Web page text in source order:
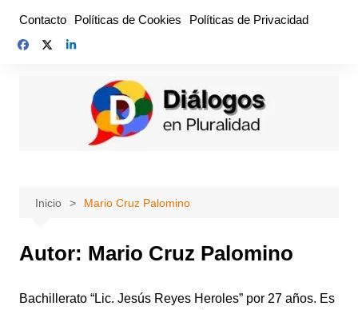
contenido
Contacto Políticas de Cookies Políticas de Privacidad
Inicio Mario Cruz Palomino
Autor: Mario Cruz Palomino
Bachillerato “Lic. Jesús Reyes Heroles” por 27 años. Es